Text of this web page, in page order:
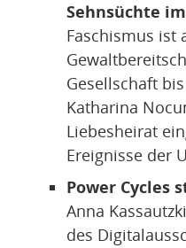
Sehnsüchte
Faschismus ist
Gesellschaft
Katharina
Liebesheirat
Ereignisse der
Power Cycles
Anna
des